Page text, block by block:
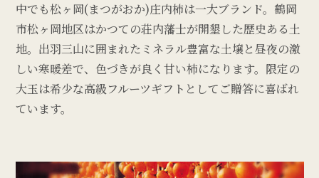
中でも松ヶ岡(まつがおか)庄内柿は一大ブランド。鶴岡
市松ヶ岡地区はかつての荘内藩士が開墾した歴史ある土
地。出羽三山に囲まれたミネラル豊富な土壌と昼夜の激
しい寒暖差で、色づきが良く甘い柿になります。限定の
大玉は希少な高級フルーツギフトとしてご贈答に喜ばれ
ています。